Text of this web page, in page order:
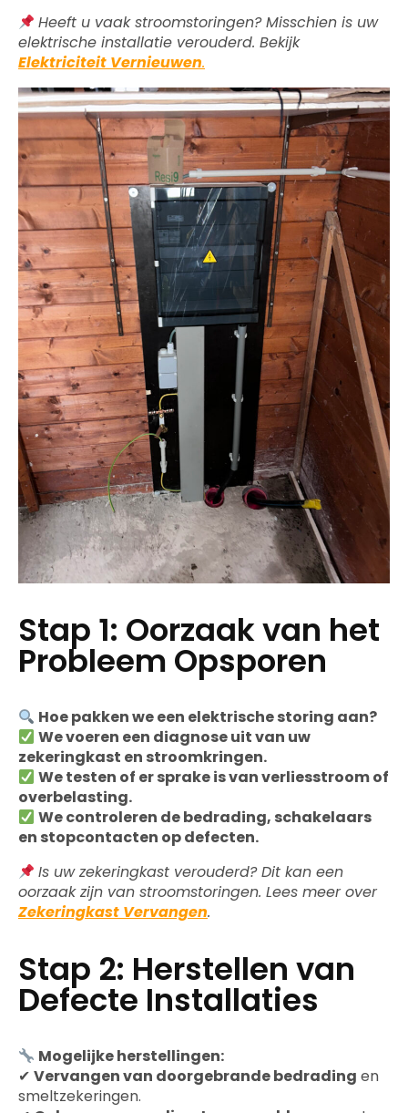
Heeft u vaak stroomstoringen? Misschien is uw
elektrische installatie verouderd. Bekijk
Elektriciteit Vernieuwen.
Stap 1: Oorzaak van het
Probleem Opsporen
Hoe pakken we een elektrische storing aan?
We voeren een diagnose uit van uw
zekeringkast en stroomkringen.
We testen of er sprake is van verliesstroom of
overbelasting.
We controleren de bedrading, schakelaars
en stopcontacten op defecten.
Is uw zekeringkast verouderd? Dit kan een
oorzaak zijn van stroomstoringen. Lees meer over
Zekeringkast Vervangen.
Stap 2: Herstellen van
Defecte Installaties
Mogelijke herstellingen:
✔ Vervangen van doorgebrande bedrading en
smeltzekeringen.